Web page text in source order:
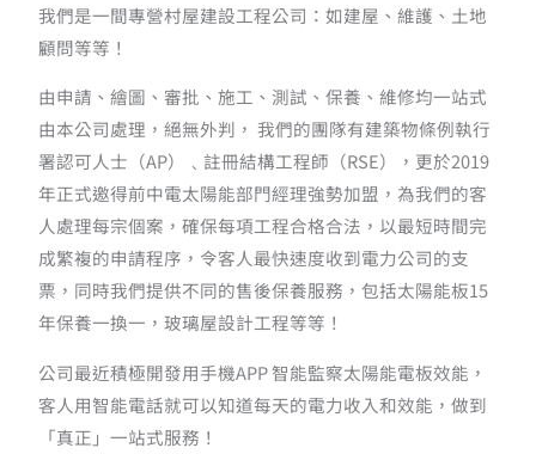
我們是一間專營村屋建設工程公司：如建屋、維護、土地
顧問等等！
由申請、繪圖、審批、施工、測試、保養、維修均一站式
由本公司處理，絕無外判， 我們的團隊有建築物條例執行
署認可人士（AP）﹑註冊結構工程師（RSE），更於2019
年正式邀得前中電太陽能部門經理強勢加盟，為我們的客
人處理每宗個案，確保每項工程合格合法，以最短時間完
成繁複的申請程序，令客人最快速度收到電力公司的支
票，同時我們提供不同的售後保養服務，包括太陽能板15
年保養一換一，玻璃屋設計工程等等！
公司最近積極開發用手機APP 智能監察太陽能電板效能，
客人用智能電話就可以知道每天的電力收入和效能，做到
「真正」一站式服務！